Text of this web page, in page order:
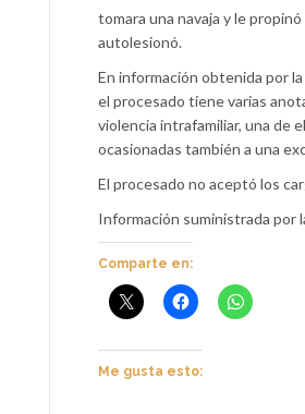
tomara una navaja y le
autolesionó.
En información obtenida por
el procesado tiene varias
violencia intrafamiliar, una de
ocasionadas también a una
El procesado no aceptó los
Información suministrada por
Comparte en:
Me gusta esto: